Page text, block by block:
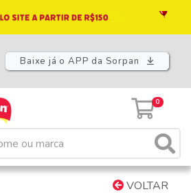
Baixe já o APP da Sorpan
0
VOLTAR